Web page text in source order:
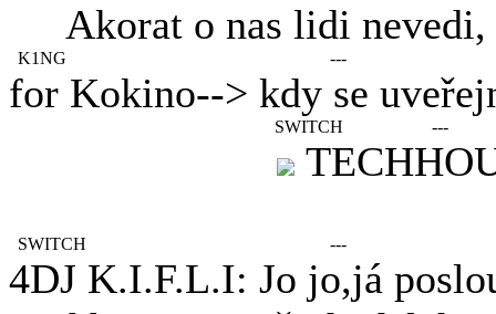
Akorat o nas lidi
K1NG ---
for Kokino--> kdy se
SWITCH ---
SWITCH ---
4DJ K.I.F.L.I: Jo jo,já